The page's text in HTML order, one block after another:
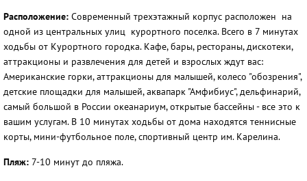
Расположение: Современный трехэтажный корпус расположен на
одной из центральных улиц курортного поселка. Всего в 7 минутах
ходьбы от Курортного городка. Кафе, бары, рестораны, дискотеки,
аттракционы и развлечения для детей и взрослых ждут вас:
Американские горки, аттракционы для малышей, колесо "обозрения",
детские площадки для малышей, аквапарк "Амфибиус", дельфинарий,
самый большой в России океанариум, открытые бассейны - все это к
вашим услугам. В 10 минутах ходьбы от дома находятся теннисные
корты, мини-футбольное поле, спортивный центр им. Карелина.
Пляж: 7-10 минут до пляжа.